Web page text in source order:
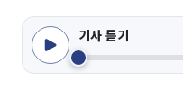
기사 듣기